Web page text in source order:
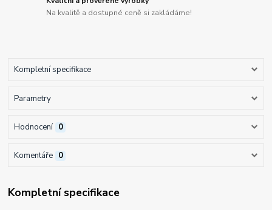
Na kvalitě a dostupné ceně si zakládáme!
Kompletní specifikace
Parametry
Hodnocení 0
Komentáře 0
Kompletní specifikace